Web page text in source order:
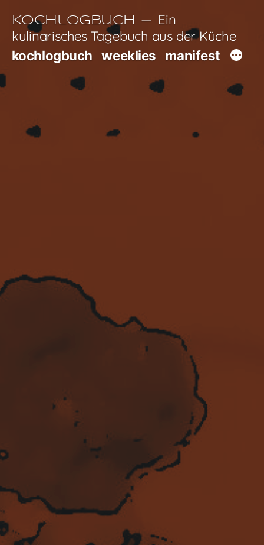
Inhalt
springen
Kochlogbuch
Ein
kulinarisches Tagebuch aus der Küche
kochlogbuch weeklies manifest